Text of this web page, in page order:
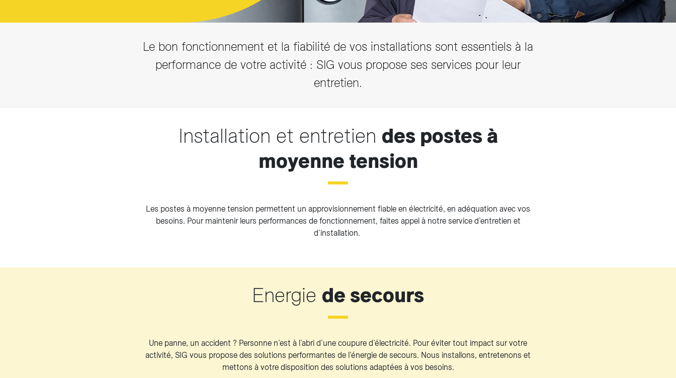
Le bon fonctionnement et la fiabilité de vos installations sont essentiels à la
performance de votre activité : SIG vous propose ses services pour leur
entretien.
Installation et entretien des postes à
moyenne tension
Les postes à moyenne tension permettent un approvisionnement fiable en électricité, en adéquation avec vos
besoins. Pour maintenir leurs performances de fonctionnement, faites appel à notre service d’entretien et
d’installation.
Energie de secours
Une panne, un accident ? Personne n’est à l’abri d’une coupure d’électricité. Pour éviter tout impact sur votre
activité, SIG vous propose des solutions performantes de l’énergie de secours. Nous installons, entretenons et
mettons à votre disposition des solutions adaptées à vos besoins.